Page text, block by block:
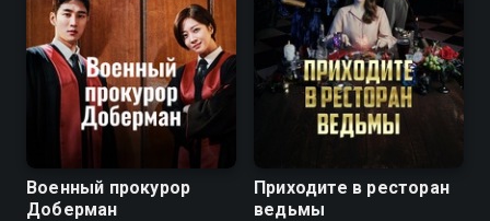
7.7
Военный прокурор
Доберман
7.3
Приходите в ресторан
ведьмы